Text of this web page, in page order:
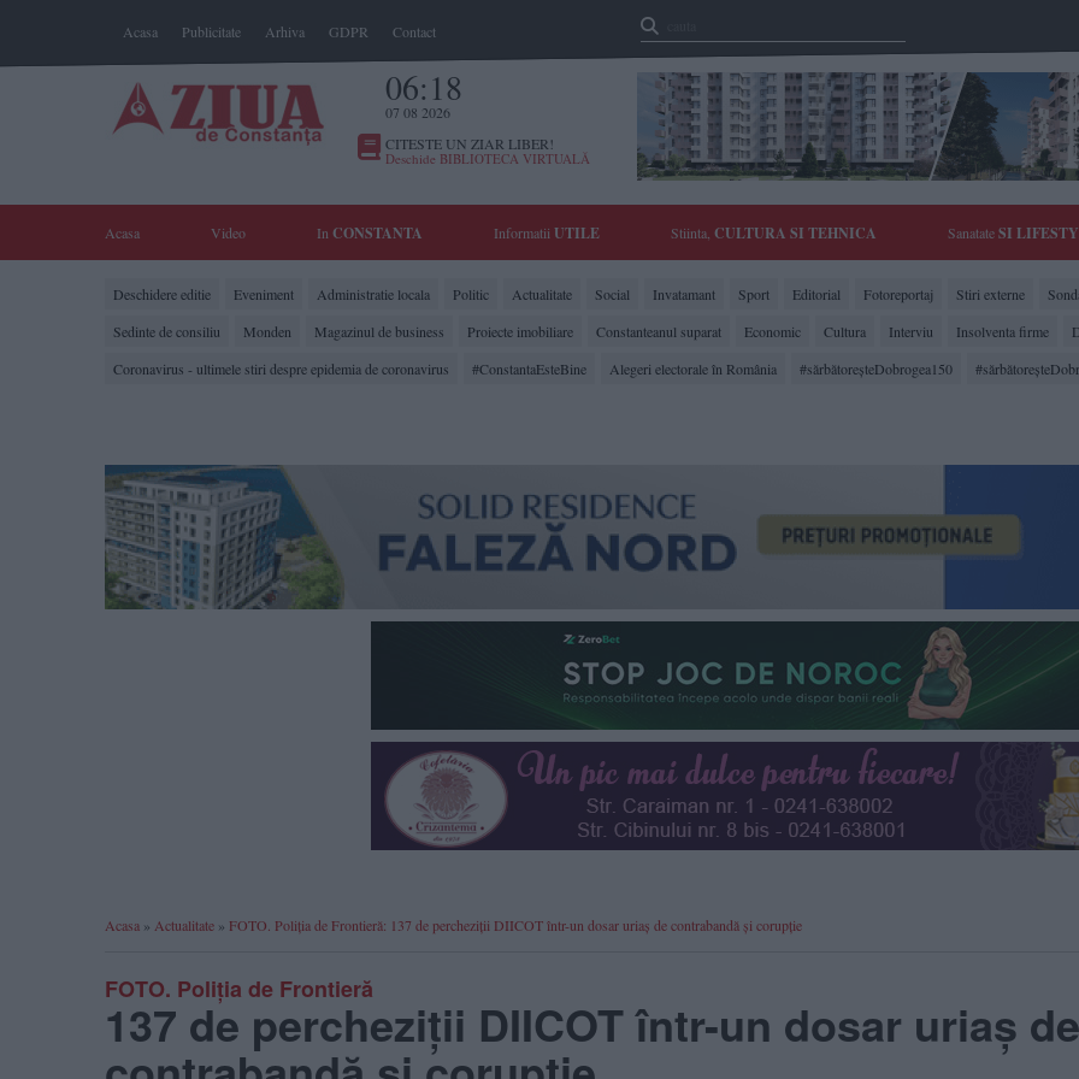
Acasa Publicitate Arhiva GDPR Contact
06:18
07 08 2026
CITESTE UN ZIAR LIBER!
Deschide BIBLIOTECA VIRTUALĂ
Acasa Video In CONSTANTA Informatii UTILE Stiinta, CULTURA SI TEHNICA SanatateSI
Deschidere editie Eveniment Administratie locala Politic Actualitate Social Invatamant Sport Editorial Fotoreportaj Stiri externe
Sedinte de consiliu
Monden Magazinul de business Proiecte imobiliare Constanteanul suparat Economic Cultura Interviu Insolventa firme
Coronavirus - ultimele stiri despre epidemia de coronavirus
#ConstantaEsteBine Alegeri electorale în România #sărbătoreşteDobrogea150
Acasa » Actualitate » FOTO. Poliția de Frontieră: 137 de percheziții DIICOT într-un dosar uriaș de contrabandă și corupție
FOTO. Poliția de Frontieră
137 de percheziții DIICOT într-un dosar uriaș de